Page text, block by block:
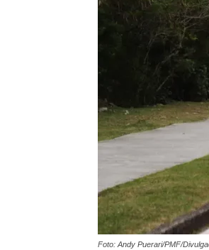
Foto: Andy Puerari/PMF/